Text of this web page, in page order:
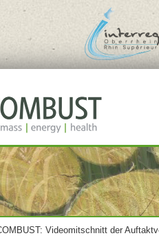
Videomitschnitt der